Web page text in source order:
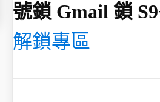
號鎖 Gmail 鎖
解鎖專區